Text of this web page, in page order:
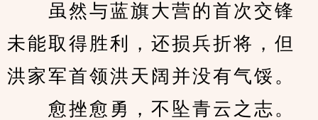
虽然与蓝旗大营的首次交锋
未能取得胜利，还损兵折将，但
洪家军首领洪天阔并没有气馁。
愈挫愈勇，不坠青云之志。